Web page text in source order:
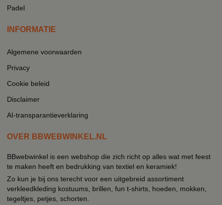
Padel
INFORMATIE
Algemene voorwaarden
Privacy
Cookie beleid
Disclaimer
AI-transparantieverklaring
OVER BBWEBWINKEL.NL
BBwebwinkel is een webshop die zich richt op alles wat met feest
te maken heeft en bedrukking van textiel en keramiek!
Zo kun je bij ons terecht voor een uitgebreid assortiment
verkleedkleding kostuums, brillen, fun t-shirts, hoeden, mokken,
tegeltjes, petjes, schorten.